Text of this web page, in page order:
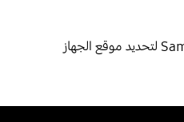
استخدم تطبيق Samsung Find لتحديد موقع الجهاز